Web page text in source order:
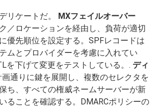
リケートだ。 MXフェイルオーバー
／ロケーションを経由し、負荷が適切
優先順位を設定する。SPFレコードは
ムとプロバイダーを考慮に入れてい
を下げて変更をテストしている。. ディ
画通りに鍵を展開し、複数のセレクタを
ち、すべての権威ネームサーバーが新
ることを確認する。DMARCポリシーの